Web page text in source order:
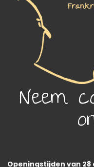
Neem
Openingstijden van